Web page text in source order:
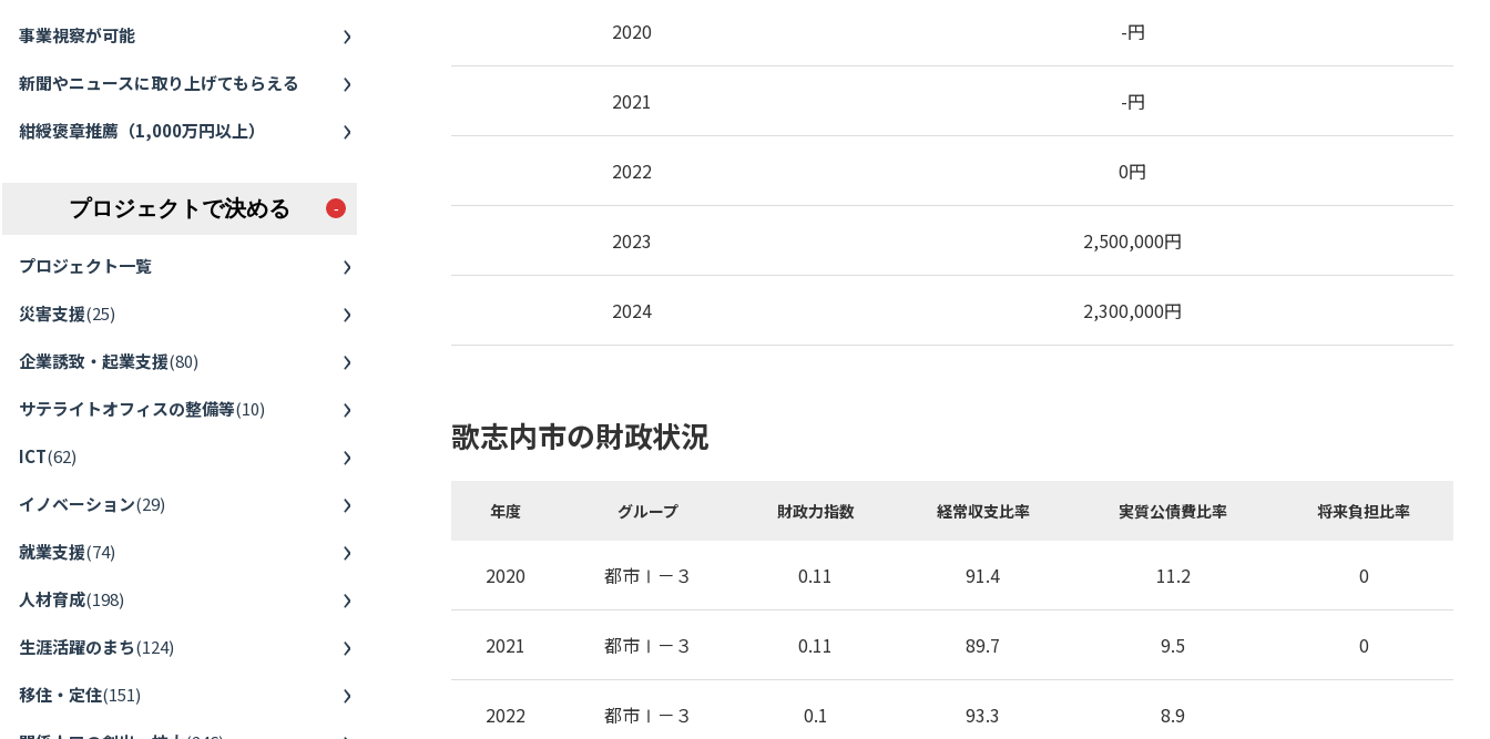
事業視察が可能
新聞やニュースに取り上げてもらえる
紺綬褒章推薦（1,000万円以上）
プロジェクトで決める
プロジェクト一覧
災害支援(25)
企業誘致・起業支援(80)
サテライトオフィスの整備等(10)
ICT(62)
イノベーション(29)
就業支援(74)
人材育成(198)
生涯活躍のまち(124)
移住・定住(151)
2020 -円
2021 -円
2022 0円
2023 2,500,000円
2024 2,300,000円
歌志内市の財政状況
年度 グループ 財政力指数 経常収支比率 実質公債費比率 将来負担比率
2020 都市Ⅰ－３ 0.11 91.4 11.2 0
2021 都市Ⅰ－３ 0.11 89.7 9.5 0
2022 都市Ⅰ－３ 0.1 93.3 8.9